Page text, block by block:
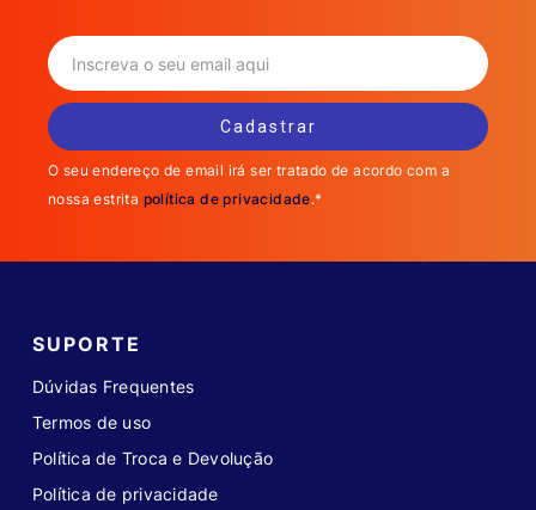
O seu endereço de email irá ser tratado de acordo com a
nossa estrita política de privacidade.*
SUPORTE
Dúvidas Frequentes
Termos de uso
Política de Troca e Devolução
Política de privacidade